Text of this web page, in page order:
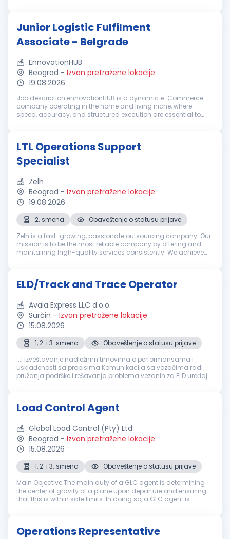
Junior Logistic Fulfilment
Associate - Belgrade
EnnovationHUB
Beograd - Izvan pretražene lokacije
19.08.2026
Job description ennovationHUB is a dynamic e-Commerce
company operating in the home and living niche, where
speed, accuracy, and structured execution are essential to
LTL Operations Support
Specialist
Zelh
Beograd - Izvan pretražene lokacije
19.08.2026
2. smena
Obaveštenje o statusu prijave
Zelh is a fast-growing, passionate outsourcing company. Our
mission is to be the most reliable company by offering and
maintaining high-quality services consistently. We achieve
ELD/Track and Trace Operator
Avala Express LLC d.o.o.
Surčin - Izvan pretražene lokacije
15.08.2026
1, 2. i 3. smena
Obaveštenje o statusu prijave
...i izveštavanje nadležnim timovima o performansama i
usklađenosti sa propisima Komunikacija sa vozačima radi
pružanja podrške i rešavanja problema vezanih za ELD uređaje
Load Control Agent
Global Load Control (Pty) Ltd
Beograd - Izvan pretražene lokacije
15.08.2026
1, 2. i 3. smena
Obaveštenje o statusu prijave
Main Objective The main duty of a GLC agent is determining
the center of gravity of a plane upon departure and ensuring
that this is within safe limits. In doing so, a GLC agent is
Operations Representative